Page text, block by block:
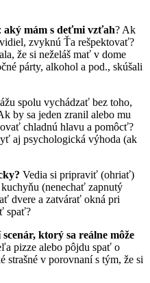
aký mám s deťmi vzťah? Ak
zvyknú Ťa rešpektovať?
že si neželáš mať v dome
párty, alkohol a pod., skúšali
spolu vychádzať bez toho,
by sa jeden zranil alebo mu
chladnú hlavu a pomôcť?
aj psychologická výhoda (ak
Vedia si pripraviť (ohriať)
(nenechať zapnutý
dvere a zatvárať okná pri
spať?
ktorý sa reálne môže
pizze alebo pôjdu spať o
strašné v porovnaní s tým, že si